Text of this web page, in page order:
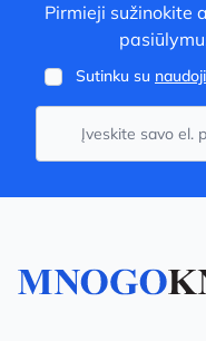
Pirmieji sužinokite
Sutinku su